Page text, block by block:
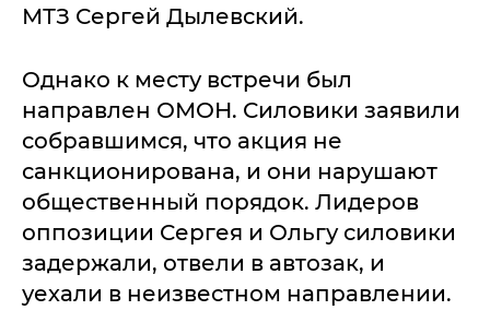
МТЗ Сергей Дылевский.
Однако к месту встречи был
направлен ОМОН. Силовики заявили
собравшимся, что акция не
санкционирована, и они нарушают
общественный порядок. Лидеров
оппозиции Сергея и Ольгу силовики
задержали, отвели в автозак, и
уехали в неизвестном направлении.